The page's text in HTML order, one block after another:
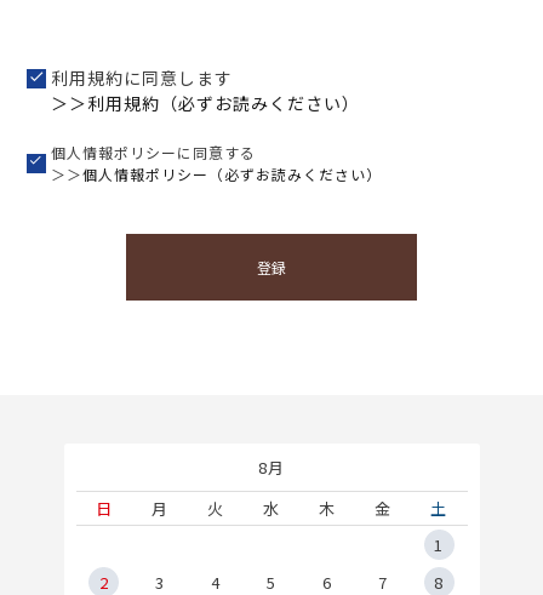
利用規約に同意します
＞＞利用規約（必ずお読みください）
個人情報ポリシーに同意する
＞＞個人情報ポリシー（必ずお読みください）
登録
8月
日
月 火 水 木 金
土
1
2
3 4 5 6 7
8